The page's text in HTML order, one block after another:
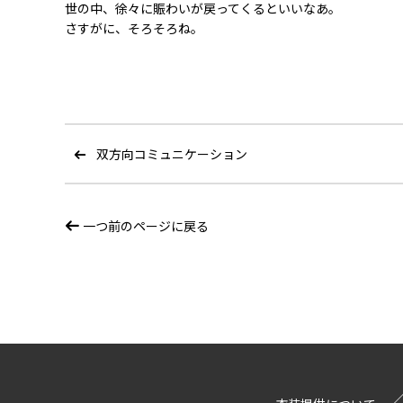
世の中、徐々に賑わいが戻ってくるといいなあ。
さすがに、そろそろね。
双方向コミュニケーション
一つ前のページに戻る